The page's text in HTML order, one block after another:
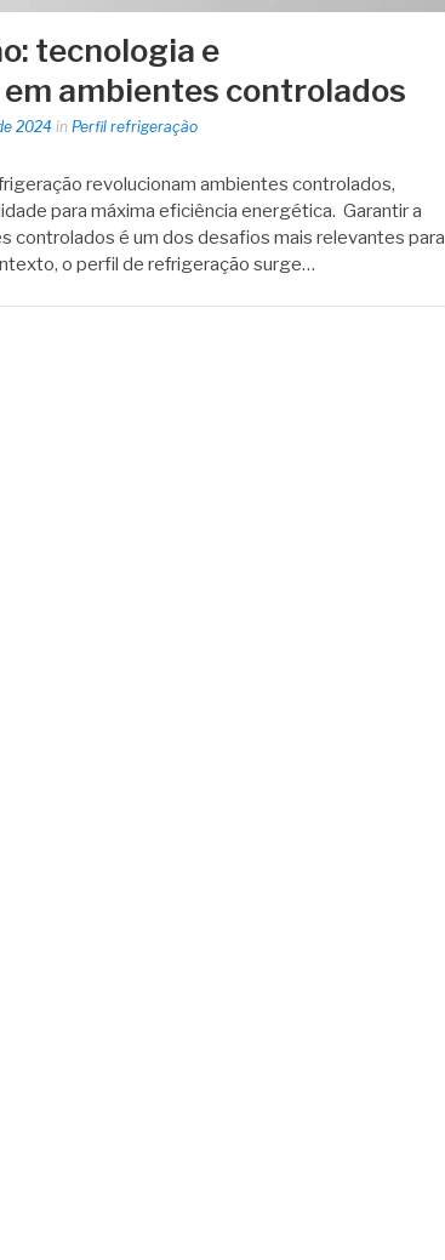
tecnologia e
ambientes controlados
2024 in Perfil refrigeração
revolucionam ambientes controlados,
para máxima eficiência energética. Garantir a
controlados é um dos desafios mais relevantes para
o perfil de refrigeração surge…